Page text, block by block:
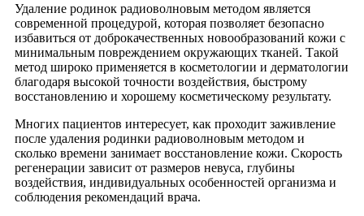
Удаление родинок радиоволновым методом является
современной процедурой, которая позволяет безопасно
избавиться от доброкачественных новообразований кожи с
минимальным повреждением окружающих тканей. Такой
метод широко применяется в косметологии и дерматологии
благодаря высокой точности воздействия, быстрому
восстановлению и хорошему косметическому результату.
Многих пациентов интересует, как проходит заживление
после удаления родинки радиоволновым методом и
сколько времени занимает восстановление кожи. Скорость
регенерации зависит от размеров невуса, глубины
воздействия, индивидуальных особенностей организма и
соблюдения рекомендаций врача.